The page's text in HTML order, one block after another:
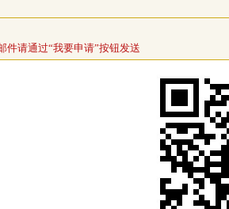
件请通过“我要申请”按钮发送